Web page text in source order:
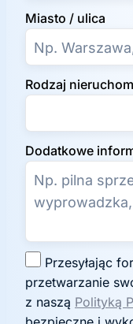
Miasto / ulica
Rodzaj
Dodatkowe
g
o
d
przetwarzanie
z naszą Polityką